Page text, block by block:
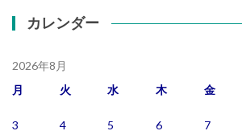
カレンダー
2026年8月
月
火 水 木 金
3
4 5 6 7